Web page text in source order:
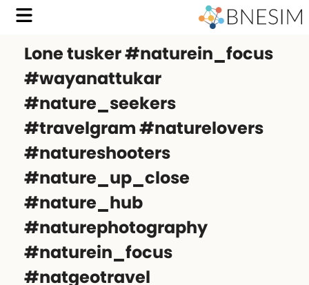
Lone tusker #naturein_focus
#wayanattukar
#nature_seekers
#travelgram #naturelovers
#natureshooters
#nature_up_close
#nature_hub
#naturephotography
#naturein_focus
#natgeotravel